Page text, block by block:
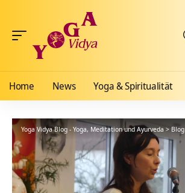
Home News Yoga & Spiritualität
Yoga Vidya Blog - Yoga, Meditation und Ayurveda> Blog